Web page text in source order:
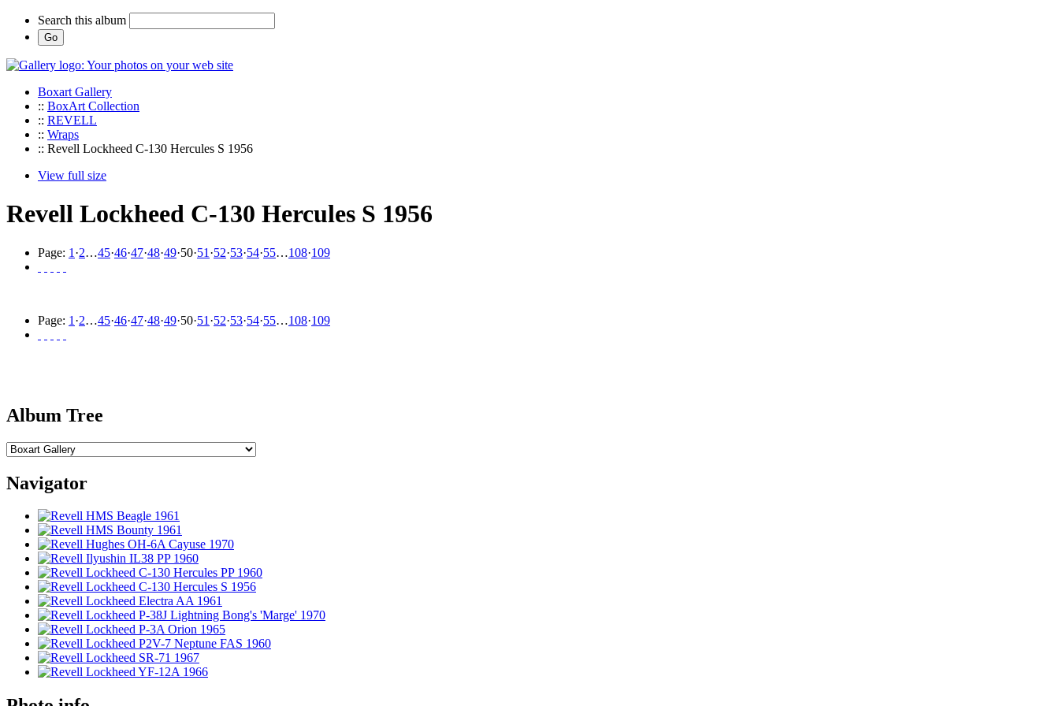
Search this album
Boxart Gallery
:: BoxArt Collection
:: REVELL
:: Wraps
:: Revell Lockheed C-130 Hercules S 1956
View full size
Revell Lockheed C-130 Hercules S 1956
Page: 1 ·2…45·46·47·48·49·50·51 ·52·53·54·55…108·109
Page: 1 ·2…45·46·47·48·49·50·51 ·52·53·54·55…108·109
Album Tree
Navigator